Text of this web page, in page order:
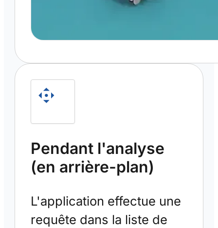
Pendant l'analyse
(en arrière-plan)
L'application effectue une
requête dans la liste de